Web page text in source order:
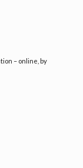
– online, by